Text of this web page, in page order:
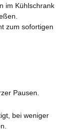
im Kühlschrank
zum sofortigen
Pausen.
bei weniger